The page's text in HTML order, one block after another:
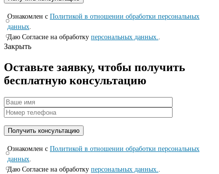
Ознакомлен с Политикой в отношении обработки персональных
данных.
Даю Согласие на обработку персональных данных..
Закрыть
Оставьте заявку, чтобы получить
бесплатную консультацию
Ознакомлен с Политикой в отношении обработки персональных
данных.
Даю Согласие на обработку персональных данных..